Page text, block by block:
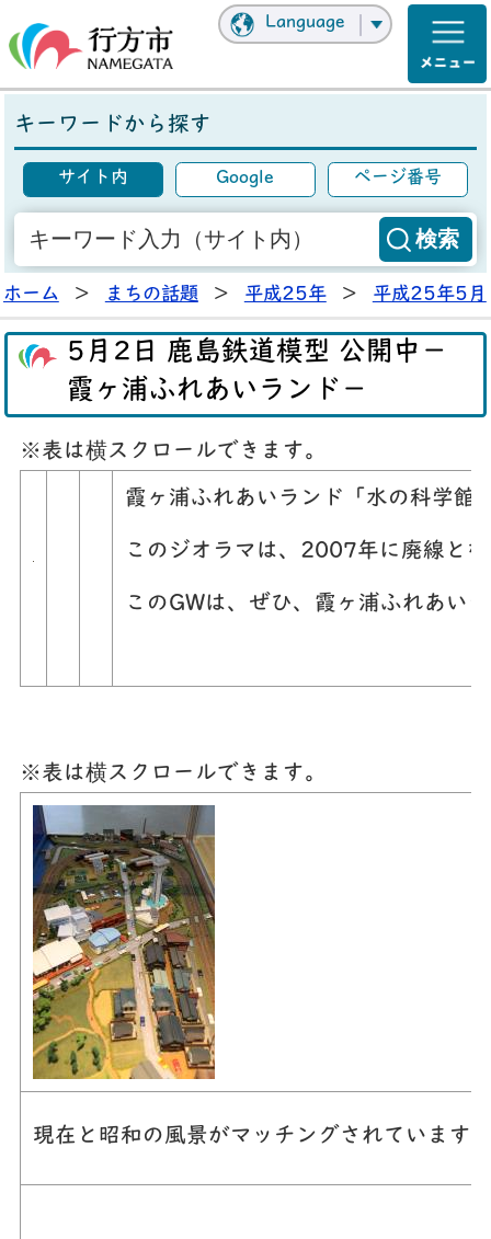
Language
キーワードから探す
サイト内 Google ページ番号
ホーム > まちの話題 > 平成25年 > 平成25年5月
5月2日 鹿島鉄道模型 公開中－
霞ヶ浦ふれあいランド－
※表は横スクロールできます。
霞ヶ浦ふれあいランド「水の科学館
このジオラマは、2007年に廃線と
このGWは、ぜひ、霞ヶ浦ふれあい
※表は横スクロールできます。
現在と昭和の風景がマッチングされています